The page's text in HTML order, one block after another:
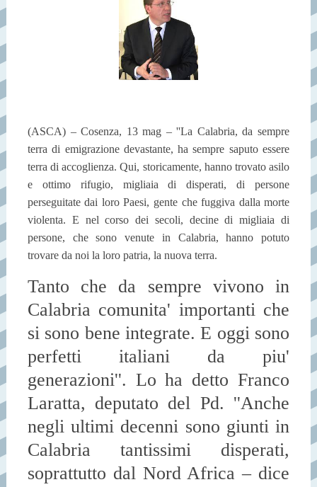
(ASCA) – Cosenza, 13 mag – ''La Calabria, da sempre
terra di emigrazione devastante, ha sempre saputo essere
terra di accoglienza. Qui, storicamente, hanno trovato asilo
e ottimo rifugio, migliaia di disperati, di persone
perseguitate dai loro Paesi, gente che fuggiva dalla morte
violenta. E nel corso dei secoli, decine di migliaia di
persone, che sono venute in Calabria, hanno potuto
trovare da noi la loro patria, la nuova terra.
Tanto che da sempre vivono in
Calabria comunita' importanti che
si sono bene integrate. E oggi sono
perfetti italiani da piu'
generazioni''. Lo ha detto Franco
Laratta, deputato del Pd. ''Anche
negli ultimi decenni sono giunti in
Calabria tantissimi disperati,
soprattutto dal Nord Africa – dice